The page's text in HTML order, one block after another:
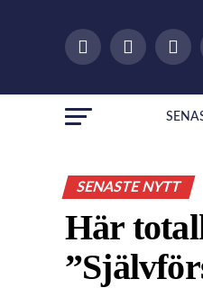
SENASTE NYTT
Här